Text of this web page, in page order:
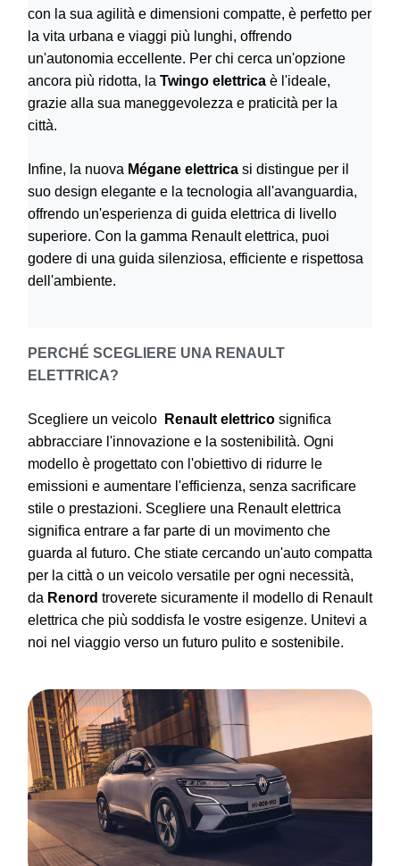
con la sua agilità e dimensioni compatte, è perfetto per
la vita urbana e viaggi più lunghi, offrendo
un'autonomia eccellente. Per chi cerca un'opzione
ancora più ridotta, la Twingo elettrica è l'ideale,
grazie alla sua maneggevolezza e praticità per la
città.
Infine, la nuova Mégane elettrica si distingue per il
suo design elegante e la tecnologia all'avanguardia,
offrendo un'esperienza di guida elettrica di livello
superiore. Con la gamma Renault elettrica, puoi
godere di una guida silenziosa, efficiente e rispettosa
dell'ambiente.
PERCHÉ SCEGLIERE UNA RENAULT
ELETTRICA?
Scegliere un veicolo Renault elettrico significa
abbracciare l'innovazione e la sostenibilità. Ogni
modello è progettato con l'obiettivo di ridurre le
emissioni e aumentare l'efficienza, senza sacrificare
stile o prestazioni. Scegliere una Renault elettrica
significa entrare a far parte di un movimento che
guarda al futuro. Che stiate cercando un'auto compatta
per la città o un veicolo versatile per ogni necessità,
da Renord troverete sicuramente il modello di Renault
elettrica che più soddisfa le vostre esigenze. Unitevi a
noi nel viaggio verso un futuro pulito e sostenibile.